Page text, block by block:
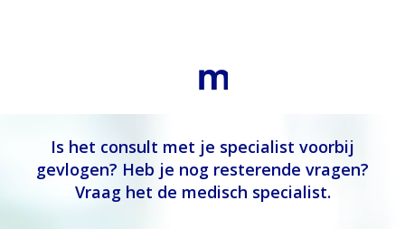
Is het consult met je specialist voorbij
gevlogen? Heb je nog resterende vragen?
Vraag het de medisch specialist.